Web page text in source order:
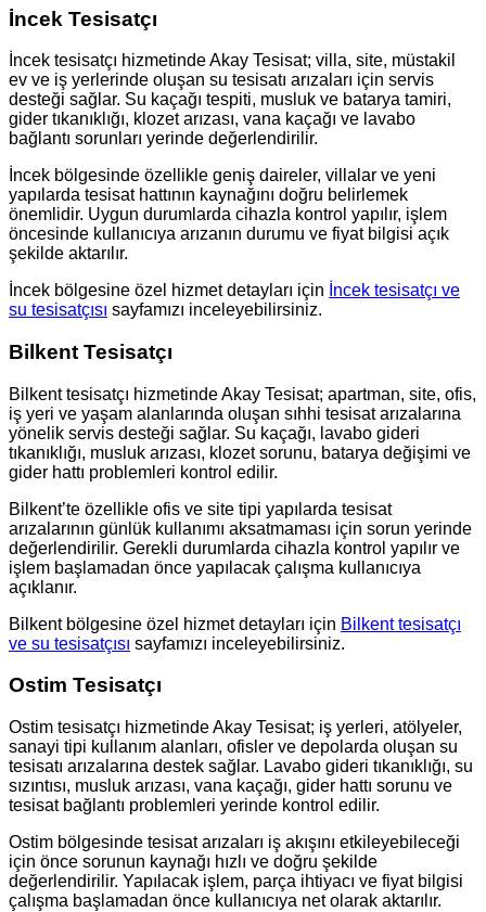
İncek Tesisatçı
İncek tesisatçı hizmetinde Akay Tesisat; villa, site, müstakil
ev ve iş yerlerinde oluşan su tesisatı arızaları için servis
desteği sağlar. Su kaçağı tespiti, musluk ve batarya tamiri,
gider tıkanıklığı, klozet arızası, vana kaçağı ve lavabo
bağlantı sorunları yerinde değerlendirilir.
İncek bölgesinde özellikle geniş daireler, villalar ve yeni
yapılarda tesisat hattının kaynağını doğru belirlemek
önemlidir. Uygun durumlarda cihazla kontrol yapılır, işlem
öncesinde kullanıcıya arızanın durumu ve fiyat bilgisi açık
şekilde aktarılır.
İncek bölgesine özel hizmet detayları için İncek tesisatçı ve
su tesisatçısı sayfamızı inceleyebilirsiniz.
Bilkent Tesisatçı
Bilkent tesisatçı hizmetinde Akay Tesisat; apartman, site, ofis,
iş yeri ve yaşam alanlarında oluşan sıhhi tesisat arızalarına
yönelik servis desteği sağlar. Su kaçağı, lavabo gideri
tıkanıklığı, musluk arızası, klozet sorunu, batarya değişimi ve
gider hattı problemleri kontrol edilir.
Bilkent’te özellikle ofis ve site tipi yapılarda tesisat
arızalarının günlük kullanımı aksatmaması için sorun yerinde
değerlendirilir. Gerekli durumlarda cihazla kontrol yapılır ve
işlem başlamadan önce yapılacak çalışma kullanıcıya
açıklanır.
Bilkent bölgesine özel hizmet detayları için Bilkent tesisatçı
ve su tesisatçısı sayfamızı inceleyebilirsiniz.
Ostim Tesisatçı
Ostim tesisatçı hizmetinde Akay Tesisat; iş yerleri, atölyeler,
sanayi tipi kullanım alanları, ofisler ve depolarda oluşan su
tesisatı arızalarına destek sağlar. Lavabo gideri tıkanıklığı, su
sızıntısı, musluk arızası, vana kaçağı, gider hattı sorunu ve
tesisat bağlantı problemleri yerinde kontrol edilir.
Ostim bölgesinde tesisat arızaları iş akışını etkileyebileceği
için önce sorunun kaynağı hızlı ve doğru şekilde
değerlendirilir. Yapılacak işlem, parça ihtiyacı ve fiyat bilgisi
çalışma başlamadan önce kullanıcıya net olarak aktarılır.